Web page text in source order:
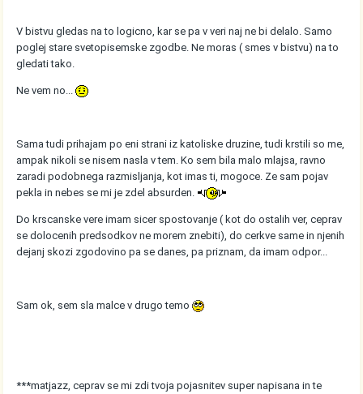
V bistvu gledas na to logicno, kar se pa v veri naj ne bi delalo. Samo
poglej stare svetopisemske zgodbe. Ne moras ( smes v bistvu) na to
gledati tako.
Ne vem no...
Sama tudi prihajam po eni strani iz katoliske druzine, tudi krstili so me,
ampak nikoli se nisem nasla v tem. Ko sem bila malo mlajsa, ravno
zaradi podobnega razmisljanja, kot imas ti, mogoce. Ze sam pojav
pekla in nebes se mi je zdel absurden.
Do krscanske vere imam sicer spostovanje ( kot do ostalih ver, ceprav
se dolocenih predsodkov ne morem znebiti), do cerkve same in njenih
dejanj skozi zgodovino pa se danes, pa priznam, da imam odpor...
Sam ok, sem sla malce v drugo temo
***matjazz, ceprav se mi zdi tvoja pojasnitev super napisana in te